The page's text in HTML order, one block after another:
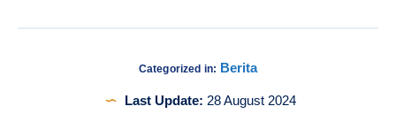
Categorized in: Berita
Last Update: 28 August 2024